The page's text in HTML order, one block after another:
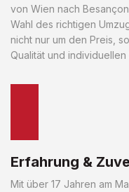
von Wien nach
Wahl des richtigen
nicht nur um den Preis,
Qualität und individuellen
Erfahrung &
Mit über 17 Jahren am